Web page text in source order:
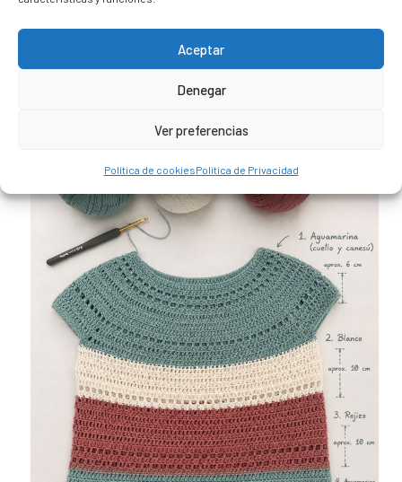
Aceptar
Denegar
Ver preferencias
Política de cookiesPolítica de Privacidad
Sígueme en Instagram
trizia_comopedroporsucasa
@lacatalina.shop
Alquila tu Autocaravana en
Mi blog de viajes